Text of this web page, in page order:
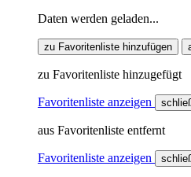
Daten werden geladen...
zu Favoritenliste hinzufügen
zu Favoritenliste hinzugefügt
Favoritenliste anzeigen
aus Favoritenliste entfernt
Favoritenliste anzeigen